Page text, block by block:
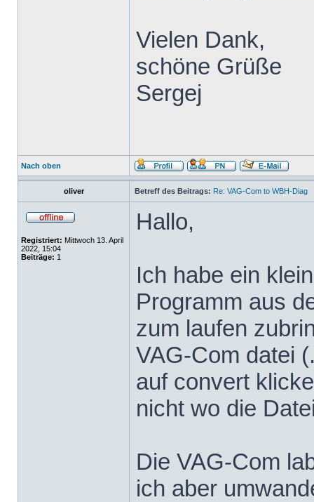
Vielen Dank,
schöne Grüße
Sergej
Nach oben
oliver Betreff des Beitrags: Re: VAG-Com to WBH-Diag
Registriert: Mittwoch 13. April
2022, 15:04
Beiträge: 1
Hallo,
Ich habe ein
Programm aus
zum laufen
VAG-Com datei
auf convert
nicht wo die
Die VAG-Com
ich aber